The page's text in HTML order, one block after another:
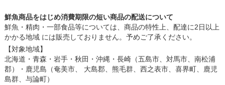
鮮魚商品をはじめ消費期限の短い商品の配送について
鮮魚・精肉・一部食品等については、商品の特性上、配達に2日以上
かかる地域 には販売しておりません。予めご了承ください。
【対象地域】
北海道・青森・岩手・秋田・沖縄・長崎（五島市、対馬市、南松浦
郡）・鹿児島（奄美市、 大島郡、熊毛群、西之表市、喜界町、鹿児
島群、与論町）